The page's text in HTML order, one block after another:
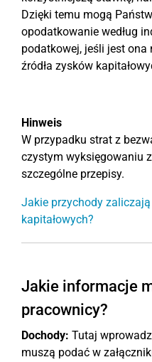
Dzięki temu mogą
opodatkowanie według
podatkowej, jeśli jest
źródła zysków
Hinweis
W przypadku strat z
czystym wyksięgowaniu
szczególne przepisy.
Jakie przychody
kapitałowych?
Jakie informacje
pracownicy?
Dochody: Tutaj
muszą podać w